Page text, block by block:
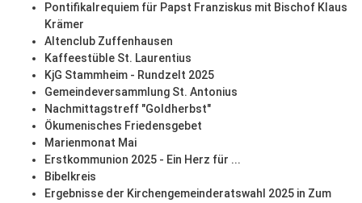
Pontifikalrequiem für Papst Franziskus mit Bischof Klaus
Krämer
Altenclub Zuffenhausen
Kaffeestüble St. Laurentius
KjG Stammheim - Rundzelt 2025
Gemeindeversammlung St. Antonius
Nachmittagstreff "Goldherbst"
Ökumenisches Friedensgebet
Marienmonat Mai
Erstkommunion 2025 - Ein Herz für ...
Bibelkreis
Ergebnisse der Kirchengemeinderatswahl 2025 in Zum